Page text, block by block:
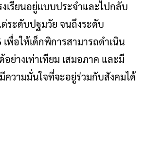
เรียนอยู่แบบประจำและไปกลับ
ระดับปฐมวัย จนถึงระดับ
พื่อให้เด็กพิการสามารถดำเนิน
ย่างเท่าเทียม เสมอภาค และมี
ความมั่นใจที่จะอยู่ร่วมกับสังคมได้